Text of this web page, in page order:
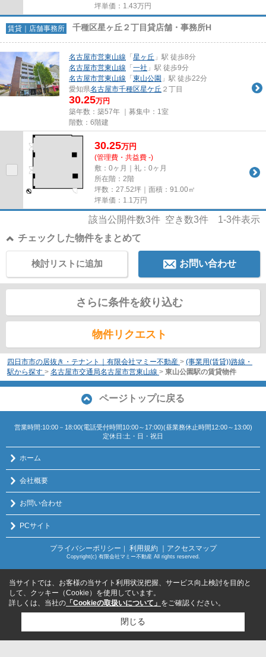
坪単価： 1.43万円
賃貸｜店舗事務所 千種区星ヶ丘２丁目貸店舗・事務所H
名古屋市営東山線 「 星ヶ丘 」駅 徒歩8分
名古屋市営東山線 「 一社 」駅 徒歩9分
名古屋市営東山線 「 東山公園 」駅 徒歩22分
愛知県名古屋市千種区星ケ丘 ２丁目
30.25万円
築年数：築57年 ｜募集中： 1室
階数：6階建
30.25万円
(管理費・共益費 -)
敷：0ヶ月｜礼：0ヶ月
所在階：2階
坪数：27.52坪｜面積：91.00㎡
坪単価： 1.1万円
該当公開件数3件 空き数3件 1-3件表示
チェックした物件をまとめて
お問い合わせ
検討リストに追加
さらに条件を絞り込む
物件リクエスト
四日市市の居抜き・テナント｜有限会社マミー不動産 > (事業用(賃貸))路線・
駅から探す > 名古屋市交通局名古屋市営東山線 > 東山公園駅の賃貸物件
ページトップに戻る
営業時間:10:00－18:00(電話受付時間10:00～17:00)(昼業務休止時間12:00～13:00)
定休日:土・日・祝日
ホーム
会社概要
お問い合わせ
PCサイト
プライバシーポリシー ｜ 利用規約 ｜アクセスマップ
Copyright(c) 有限会社マミー不動産 All rights reserved.
当サイトでは、お客様の当サイト利用状況把握、サービス向上検討を目的と
して、クッキー（Cookie）を使用しています。
詳しくは、当社の 「Cookieの取扱いについて」 をご確認ください。
閉じる